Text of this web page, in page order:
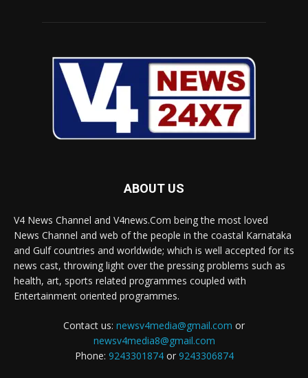
ABOUT US
V4 News Channel and V4news.Com being the most loved
News Channel and web of the people in the coastal Karnataka
and Gulf countries and worldwide; which is well accepted for its
news cast, throwing light over the pressing problems such as
health, art, sports related programmes coupled with
Entertainment oriented programmes.
Contact us: newsv4media@gmail.com or
newsv4media8@gmail.com
Phone: 9243301874or 9243306874